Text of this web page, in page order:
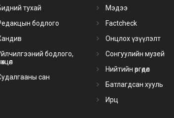
тухай
бодлого
бодлого,
сан
Мэдээ
Factcheck
Онцлох үзүүлэлт
Сонгуулийн музей
Нийтийн өргөдөл
Батлагдсан хууль
Ирц